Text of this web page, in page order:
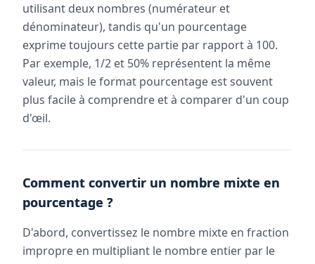
utilisant deux nombres (numérateur et
dénominateur), tandis qu'un pourcentage
exprime toujours cette partie par rapport à 100.
Par exemple, 1/2 et 50% représentent la même
valeur, mais le format pourcentage est souvent
plus facile à comprendre et à comparer d'un coup
d'œil.
Comment convertir un nombre mixte en
pourcentage ?
D'abord, convertissez le nombre mixte en fraction
impropre en multipliant le nombre entier par le